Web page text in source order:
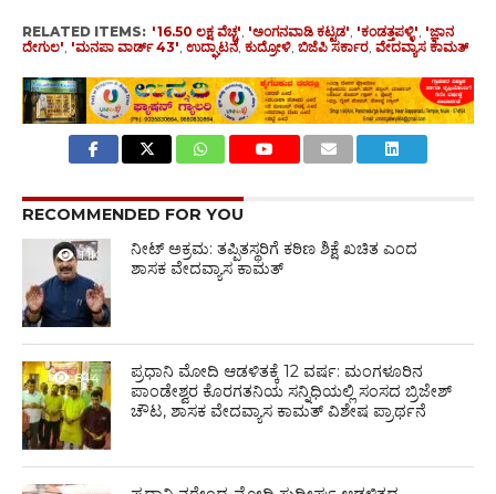
RELATED ITEMS: '16.50 ಲಕ್ಷ ವೆಚ್ಚ', 'ಅಂಗನವಾಡಿ ಕಟ್ಟಡ', 'ಕಂಡತ್ತಪಳ್ಳಿ', 'ಜ್ಞಾನ
ದೇಗುಲ', 'ಮನಪಾ ವಾರ್ಡ್ 43', ಉದ್ಘಾಟನೆ, ಕುದ್ರೋಳಿ, ಬಿಜೆಪಿ ಸರ್ಕಾರ, ವೇದವ್ಯಾಸ ಕಾಮತ್
RECOMMENDED FOR YOU
1.1K
ನೀಟ್ ಅಕ್ರಮ: ತಪ್ಪಿತಸ್ಥರಿಗೆ ಕಠಿಣ ಶಿಕ್ಷೆ ಖಚಿತ ಎಂದ
ಶಾಸಕ ವೇದವ್ಯಾಸ ಕಾಮತ್
844
ಪ್ರಧಾನಿ ಮೋದಿ ಆಡಳಿತಕ್ಕೆ 12 ವರ್ಷ: ಮಂಗಳೂರಿನ
ಪಾಂಡೇಶ್ವರ ಕೊರಗತನಿಯ ಸನ್ನಿಧಿಯಲ್ಲಿ ಸಂಸದ ಬ್ರಿಜೇಶ್
ಚೌಟ, ಶಾಸಕ ವೇದವ್ಯಾಸ ಕಾಮತ್ ವಿಶೇಷ ಪ್ರಾರ್ಥನೆ